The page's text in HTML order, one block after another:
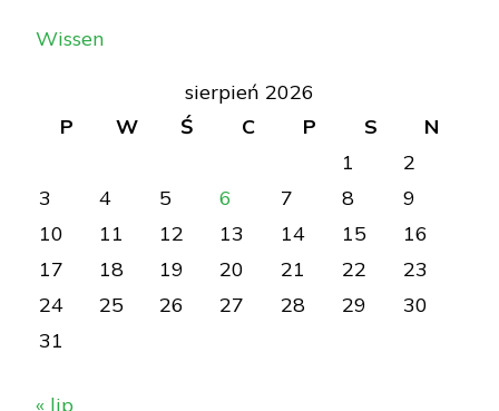
Wissen
sierpień 2026
P
W Ś C P S
N
1
2
3
4 5 6 7 8
9
10
11 12 13 14 15
16
17
18 19 20 21 22
23
24
25 26 27 28 29
30
31
« lip